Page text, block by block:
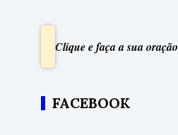
Clique e faça a sua oração
FACEBOOK